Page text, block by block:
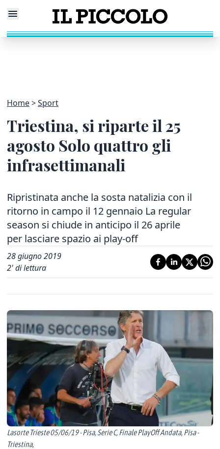
Home Sport
Triestina, si riparte il 25
agosto Solo quattro gli
infrasettimanali
Ripristinata anche la sosta natalizia con il
ritorno in campo il 12 gennaio La regular
season si chiude in anticipo il 26 aprile
per lasciare spazio ai play-off
28 giugno 2019
2' di lettura
Lasorte Trieste 05/06/19 - Pisa, Serie C, Finale PlayOff Andata, Pisa -
Triestina,